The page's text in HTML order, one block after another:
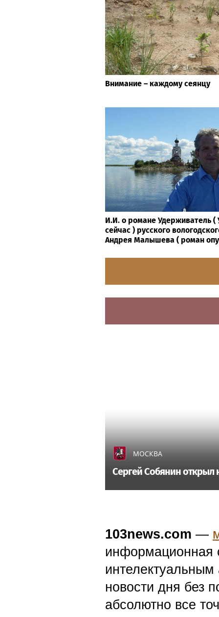
Внимание – каждому сеянцу
И.И. о романе Удерживатель
сейчас ) русского
Андрея Малышева ( роман
МОСКВА
Сергей Собянин открыл
103news.com —
информационная
новости дня без
абсолютно все